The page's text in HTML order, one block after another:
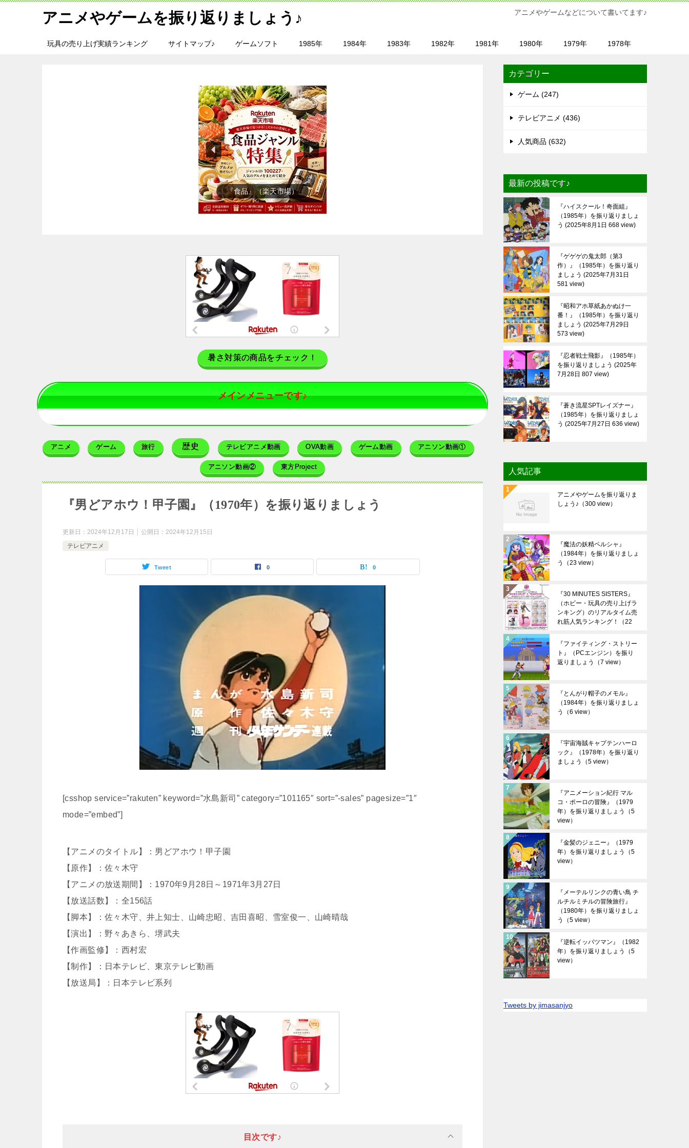
アニメやゲームを振り返りましょう♪ アニメやゲームなどについて書いてます♪
玩具の売り上げ実績ランキング サイトマップ♪ ゲームソフト 1985年 1984年 1983年 1982年 1981年 1980年 1979年 1978年
『スイーツ・お菓子』（楽天市
場）
暑さ対策の商品をチェック！
メインメニューです♪
アニメ ゲーム 旅行 歴史 テレビアニメ動画 OVA動画 ゲーム動画 アニソン動画①
アニソン動画② 東方Project
『男どアホウ！甲子園』（1970年）を振り返りましょう
更新日： 2024年12月17日 公開日： 2024年12月15日
テレビアニメ
Tweet 0 0
[csshop service=”rakuten” keyword=”水島新司” category=”101165″ sort=”-sales” pagesize=”1″
mode=”embed”]
【アニメのタイトル】：男どアホウ！甲子園
【原作】：佐々木守
【アニメの放送期間】：1970年9月28日～1971年3月27日
【放送話数】：全156話
【脚本】：佐々木守、井上知士、山崎忠昭、吉田喜昭、雪室俊一、山崎晴哉
【演出】：野々あきら、堺武夫
【作画監修】：西村宏
【制作】：日本テレビ、東京テレビ動画
【放送局】：日本テレビ系列
目次です♪
カテゴリー
ゲーム (247)
テレビアニメ (436)
人気商品 (632)
最新の投稿です♪
『ハイスクール！奇面組』
（1985年）を振り返りましょ
う
2025年8月1日 668 view
『ゲゲゲの鬼太郎（第3
作）』（1985年）を振り返り
ましょう
2025年7月31日
581 view
『昭和アホ草紙あかぬけ一
番！』（1985年）を振り返り
ましょう
2025年7月29日
573 view
『忍者戦士飛影』（1985年）
を振り返りましょう
2025年
7月28日 807 view
『蒼き流星SPTレイズナー』
（1985年）を振り返りましょ
う
2025年7月27日 636 view
人気記事
アニメやゲームを振り返りま
しょう♪ （300 view）
『魔法の妖精ペルシャ』
（1984年）を振り返りましょ
う
（23 view）
『30 MINUTES SISTERS』
（ホビー・玩具の売り上げラ
ンキング）のリアルタイム売
れ筋人気ランキング！
（22
『ファイティング・ストリー
ト』（PCエンジン）を振り
返りましょう
（7 view）
『とんがり帽子のメモル』
（1984年）を振り返りましょ
う
（6 view）
『宇宙海賊キャプテンハーロ
ック』（1978年）を振り返り
ましょう
（5 view）
『アニメーション紀行 マル
コ・ポーロの冒険』（1979
年）を振り返りましょう
（5
view）
『金髪のジェニー』（1979
年）を振り返りましょう
（5
view）
『メーテルリンクの青い鳥 チ
ルチルミチルの冒険旅行』
（1980年）を振り返りましょ
う
（5 view）
『逆転イッパツマン』（1982
年）を振り返りましょう
（5
view）
Tweets by jimasanjyo